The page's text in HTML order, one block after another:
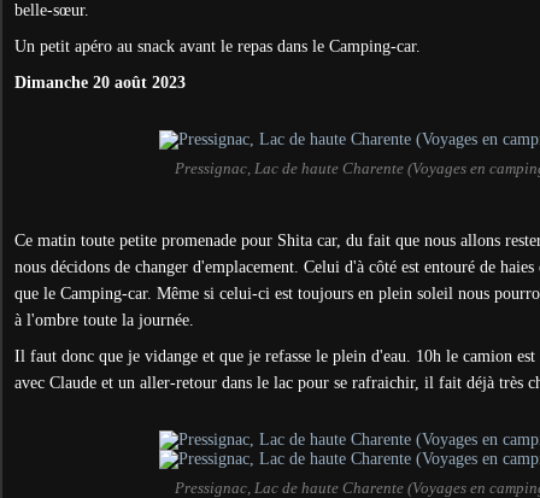
belle-sœur.
Un petit apéro au snack avant le repas dans le Camping-car.
Dimanche 20 août 2023
Pressignac, Lac de haute Charente (Voyages en
Ce matin toute petite promenade pour Shita car, du fait que nous allons
nous décidons de changer d'emplacement. Celui d'à côté est entouré de
que le Camping-car. Même si celui-ci est toujours en plein soleil nous
à l'ombre toute la journée.
Il faut donc que je vidange et que je refasse le plein d'eau. 10h le camion
avec Claude et un aller-retour dans le lac pour se rafraichir, il fait déjà très
Pressignac, Lac de haute Charente (Voyages en